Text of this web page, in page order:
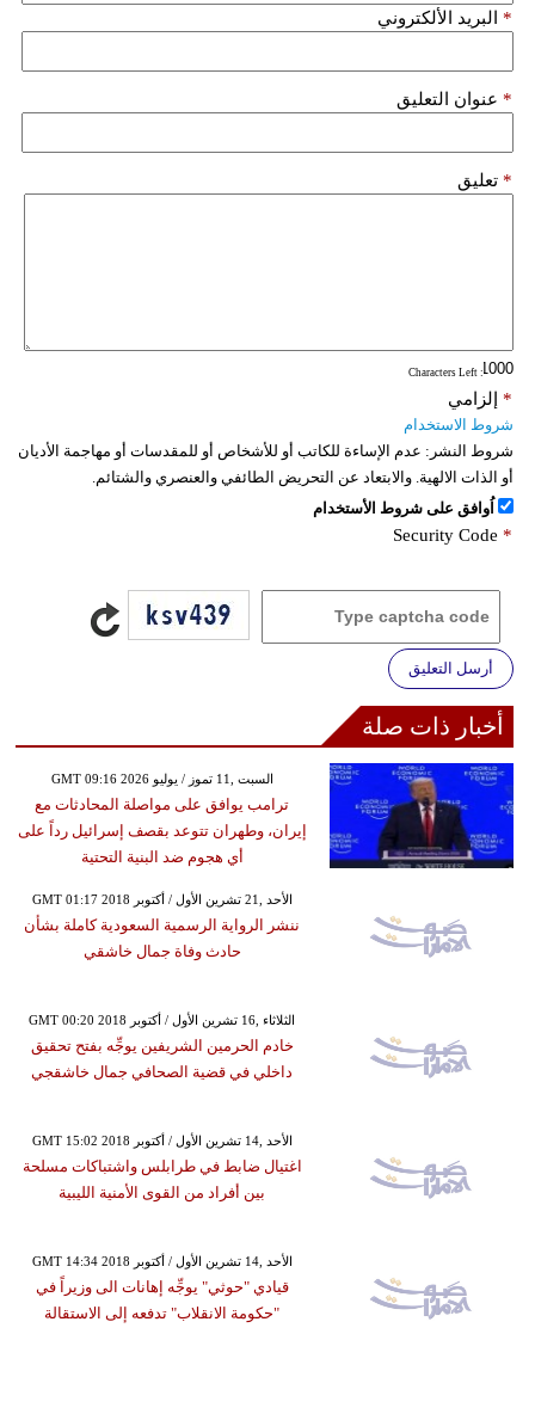
البريد الألكتروني *
عنوان التعليق *
تعليق *
: Characters Left
إلزامي *
شروط الاستخدام
شروط النشر: عدم الإساءة للكاتب أو للأشخاص أو للمقدسات أو مهاجمة الأديان
أو الذات الالهية. والابتعاد عن التحريض الطائفي والعنصري والشتائم.
اُوافق على شروط الأستخدام
Security Code *
أرسل التعليق
أخبار ذات صلة
GMT 09:16 2026 السبت ,11 تموز / يوليو
ترامب يوافق على مواصلة المحادثات مع
إيران، وطهران تتوعد بقصف إسرائيل رداً على
أي هجوم ضد البنية التحتية
GMT 01:17 2018 الأحد ,21 تشرين الأول / أكتوبر
ننشر الرواية الرسمية السعودية كاملة بشأن
حادث وفاة جمال خاشقي
GMT 00:20 2018 الثلاثاء ,16 تشرين الأول / أكتوبر
خادم الحرمين الشريفين يوجِّه بفتح تحقيق
داخلي في قضية الصحافي جمال خاشقجي
GMT 15:02 2018 الأحد ,14 تشرين الأول / أكتوبر
اغتيال ضابط في طرابلس واشتباكات مسلحة
بين أفراد من القوى الأمنية الليبية
GMT 14:34 2018 الأحد ,14 تشرين الأول / أكتوبر
قيادي "حوثي" يوجِّه إهانات الى وزيراً في
"حكومة الانقلاب" تدفعه إلى الاستقالة